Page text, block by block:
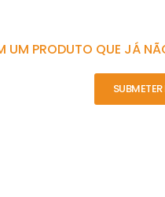
UM PRODUTO QUE JÁ